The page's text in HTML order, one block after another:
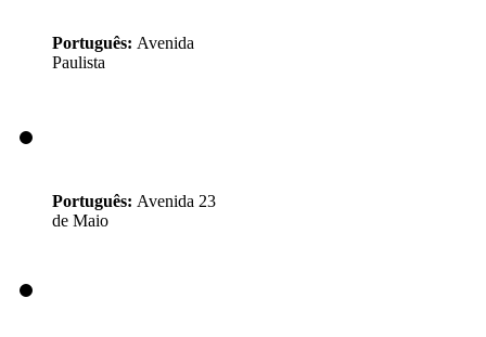
Português: Avenida
Paulista
Português: Avenida 23
de Maio